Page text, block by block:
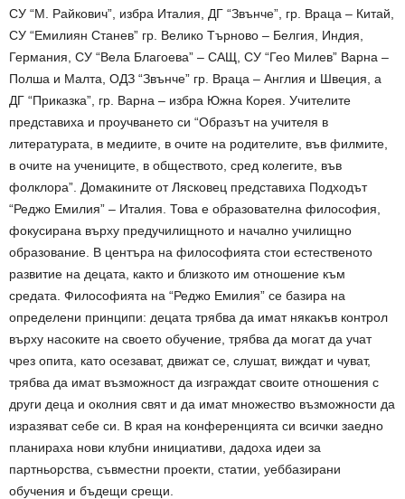
СУ “М. Райкович”, избра Италия, ДГ “Звънче”, гр. Враца – Китай,
СУ “Емилиян Станев” гр. Велико Търново – Белгия, Индия,
Германия, СУ “Вела Благоева” – САЩ, СУ “Гео Милев” Варна –
Полша и Малта, ОДЗ “Звънче” гр. Враца – Англия и Швеция, а
ДГ “Приказка”, гр. Варна – избра Южна Корея. Учителите
представиха и проучването си “Образът на учителя в
литературата, в медиите, в очите на родителите, във филмите,
в очите на учениците, в обществото, сред колегите, във
фолклора”. Домакините от Лясковец представиха Подходът
“Реджо Емилия” – Италия. Това е образователна философия,
фокусирана върху предучилищното и начално училищно
образование. В центъра на философията стои естественото
развитие на децата, както и близкото им отношение към
средата. Философията на “Реджо Емилия” се базира на
определени принципи: децата трябва да имат някакъв контрол
върху насоките на своето обучение, трябва да могат да учат
чрез опита, като осезават, движат се, слушат, виждат и чуват,
трябва да имат възможност да изграждат своите отношения с
други деца и околния свят и да имат множество възможности да
изразяват себе си. В края на конференцията си всички заедно
планираха нови клубни инициативи, дадоха идеи за
партньорства, съвместни проекти, статии, уеббазирани
обучения и бъдещи срещи.